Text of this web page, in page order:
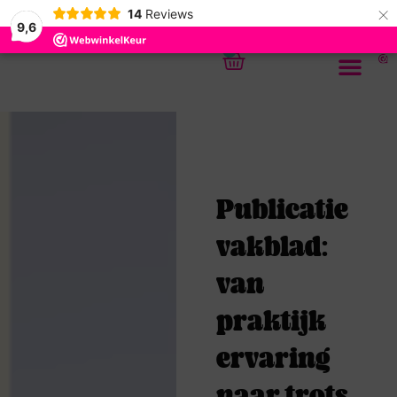
9,6
14 Reviews ×
Publicatie
vakblad:
van
praktijk
ervaring